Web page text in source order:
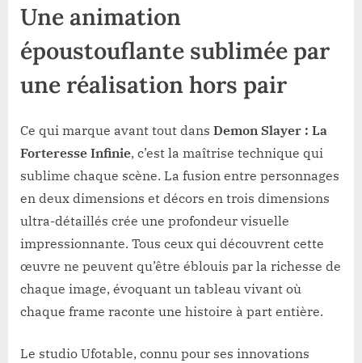
Une animation
époustouflante sublimée par
une réalisation hors pair
Ce qui marque avant tout dans Demon Slayer : La
Forteresse Infinie, c’est la maîtrise technique qui
sublime chaque scène. La fusion entre personnages
en deux dimensions et décors en trois dimensions
ultra-détaillés crée une profondeur visuelle
impressionnante. Tous ceux qui découvrent cette
œuvre ne peuvent qu’être éblouis par la richesse de
chaque image, évoquant un tableau vivant où
chaque frame raconte une histoire à part entière.
Le studio Ufotable, connu pour ses innovations